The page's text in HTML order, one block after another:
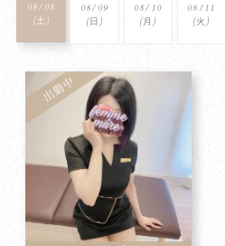
08/08
(土)
08/09
(日)
08/10
(月)
08/11
(火)